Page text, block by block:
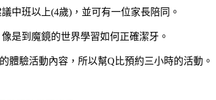
中班以上(4歲)，並可有一位家長陪同。
是到魔鏡的世界學習如何正確潔牙。
體驗活動內容，所以幫Q比預約三小時的活動。